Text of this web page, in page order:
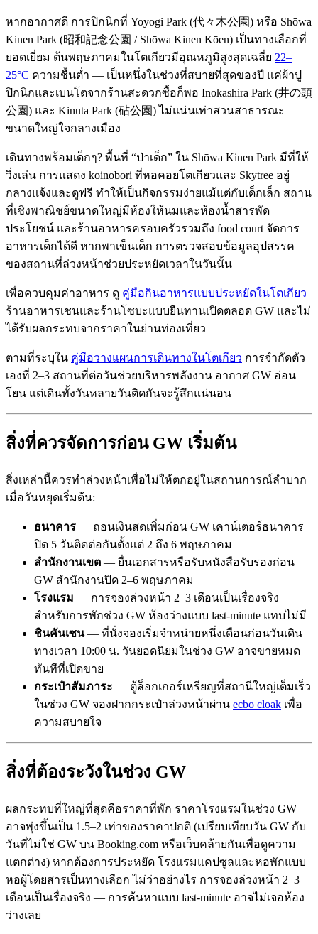
หากอากาศดี การปิกนิกที่ Yoyogi Park (代々木公園) หรือ Shōwa
Kinen Park (昭和記念公園 / Shōwa Kinen Kōen) เป็นทางเลือกที่
ยอดเยี่ยม ต้นพฤษภาคมในโตเกียวมีอุณหภูมิสูงสุดเฉลี่ย 22–
25°C ความชื้นต่ำ — เป็นหนึ่งในช่วงที่สบายที่สุดของปี แค่ผ้าปู
ปิกนิกและเบนโตจากร้านสะดวกซื้อก็พอ Inokashira Park (井の頭
公園) และ Kinuta Park (砧公園) ไม่แน่นเท่าสวนสาธารณะ
ขนาดใหญ่ใจกลางเมือง
เดินทางพร้อมเด็กๆ? พื้นที่ “ป่าเด็ก” ใน Shōwa Kinen Park มีที่ให้
วิ่งเล่น การแสดง koinobori ที่หอคอยโตเกียวและ Skytree อยู่
กลางแจ้งและดูฟรี ทำให้เป็นกิจกรรมง่ายแม้แต่กับเด็กเล็ก สถาน
ที่เชิงพาณิชย์ขนาดใหญ่มีห้องให้นมและห้องน้ำสารพัด
ประโยชน์ และร้านอาหารครอบครัวรวมถึง food court จัดการ
อาหารเด็กได้ดี หากพาเข็นเด็ก การตรวจสอบข้อมูลอุปสรรค
ของสถานที่ล่วงหน้าช่วยประหยัดเวลาในวันนั้น
เพื่อควบคุมค่าอาหาร ดู คู่มือกินอาหารแบบประหยัดในโตเกียว
ร้านอาหารเชนและร้านโซบะแบบยืนทานเปิดตลอด GW และไม่
ได้รับผลกระทบจากราคาในย่านท่องเที่ยว
ตามที่ระบุใน คู่มือวางแผนการเดินทางในโตเกียว การจำกัดตัว
เองที่ 2–3 สถานที่ต่อวันช่วยบริหารพลังงาน อากาศ GW อ่อน
โยน แต่เดินทั้งวันหลายวันติดกันจะรู้สึกแน่นอน
สิ่งที่ควรจัดการก่อน GW เริ่มต้น
สิ่งเหล่านี้ควรทำล่วงหน้าเพื่อไม่ให้ตกอยู่ในสถานการณ์ลำบาก
เมื่อวันหยุดเริ่มต้น:
ธนาคาร — ถอนเงินสดเพิ่มก่อน GW เคาน์เตอร์ธนาคาร
ปิด 5 วันติดต่อกันตั้งแต่ 2 ถึง 6 พฤษภาคม
สำนักงานเขต — ยื่นเอกสารหรือรับหนังสือรับรองก่อน
GW สำนักงานปิด 2–6 พฤษภาคม
โรงแรม — การจองล่วงหน้า 2–3 เดือนเป็นเรื่องจริง
สำหรับการพักช่วง GW ห้องว่างแบบ last-minute แทบไม่มี
ชินคันเซน— ที่นั่งจองเริ่มจำหน่ายหนึ่งเดือนก่อนวันเดิน
ทางเวลา 10:00 น. วันยอดนิยมในช่วง GW อาจขายหมด
ทันทีที่เปิดขาย
กระเป๋าสัมภาระ — ตู้ล็อกเกอร์เหรียญที่สถานีใหญ่เต็มเร็ว
ในช่วง GW จองฝากกระเป๋าล่วงหน้าผ่าน ecbo cloak เพื่อ
ความสบายใจ
สิ่งที่ต้องระวังในช่วง GW
ผลกระทบที่ใหญ่ที่สุดคือราคาที่พัก ราคาโรงแรมในช่วง GW
อาจพุ่งขึ้นเป็น 1.5–2 เท่าของราคาปกติ (เปรียบเทียบวัน GW กับ
วันที่ไม่ใช่ GW บน Booking.com หรือเว็บคล้ายกันเพื่อดูความ
แตกต่าง) หากต้องการประหยัด โรงแรมแคปซูลและหอพักแบบ
หอผู้โดยสารเป็นทางเลือก ไม่ว่าอย่างไร การจองล่วงหน้า 2–3
เดือนเป็นเรื่องจริง — การค้นหาแบบ last-minute อาจไม่เจอห้อง
ว่างเลย